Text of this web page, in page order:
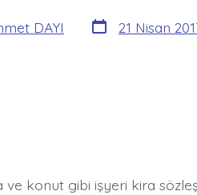
DAYI Yazı
tarihi
21 Nisan
ve konut gibi işyeri kira